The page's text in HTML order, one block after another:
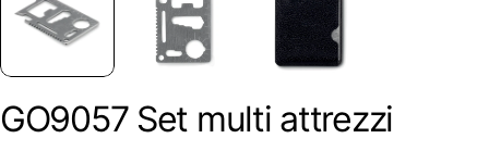
GO9057 Set multi attrezzi